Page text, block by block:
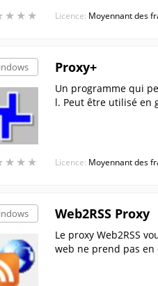
★ ★ ★
★ ★ ★ Licence: Moyennant des
★ ★ ★
★ ★ ★
Proxy+
Un programme qui
l. Peut être utilisé en
Licence: Moyennant des
Web2RSS Proxy
Le proxy Web2RSS
web ne prend pas